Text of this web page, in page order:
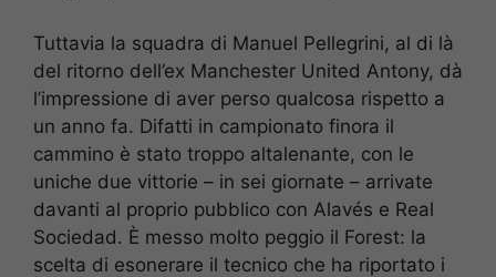
Tuttavia la squadra di Manuel Pellegrini, al di là
del ritorno dell’ex Manchester United Antony, dà
l’impressione di aver perso qualcosa rispetto a
un anno fa. Difatti in campionato finora il
cammino è stato troppo altalenante, con le
uniche due vittorie – in sei giornate – arrivate
davanti al proprio pubblico con Alavés e Real
Sociedad. È messo molto peggio il Forest: la
scelta di esonerare il tecnico che ha riportato i